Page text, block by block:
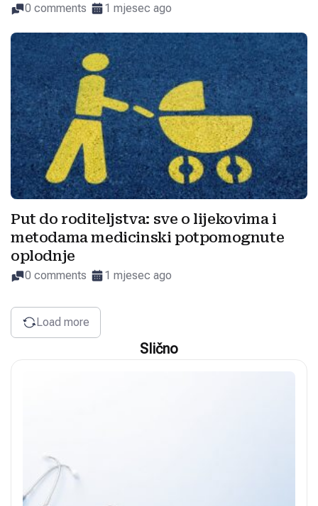
0 comments 1 mjesec ago
Put do roditeljstva: sve o lijekovima i
metodama medicinski potpomognute
oplodnje
0 comments 1 mjesec ago
Load more
Slično